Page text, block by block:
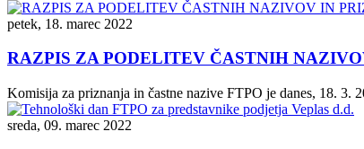
petek, 18. marec 2022
RAZPIS ZA PODELITEV ČASTNIH
Komisija za priznanja in častne nazive FTPO je danes, 18. 3.
sreda, 09. marec 2022